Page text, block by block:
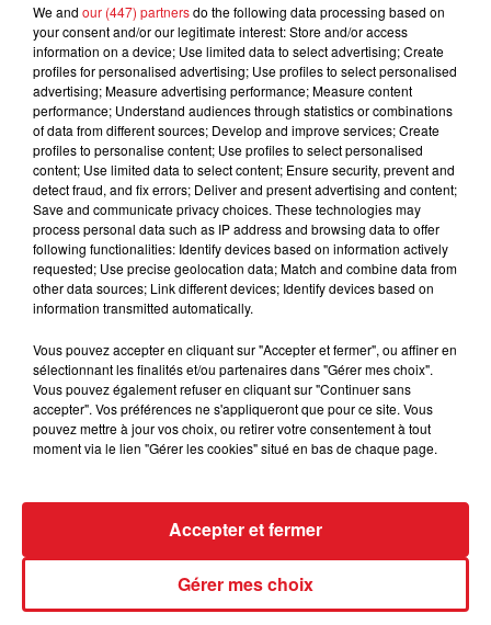
3 juin 2022 - 14 min 59 sec
ENTRE NOUS : OLIVIER LELEU CATHERINE
AGUILAR CENTRE DES IMPOTS
déclaration de revenus 2021
TITRES DIFFUSÉS
14h37
14h37 14h31
14h31
We and our (447) partnersdo the following data processing based on
your consent and/or our legitimate interest: Store and/or access
information on a device; Use limited data to select advertising; Create
profiles for personalised advertising; Use profiles to select personalised
advertising; Measure advertising performance; Measure content
performance; Understand audiences through statistics or combinations
of data from different sources; Develop and improve services; Create
profiles to personalise content; Use profiles to select personalised
content; Use limited data to select content; Ensure security, prevent and
detect fraud, and fix errors; Deliver and present advertising and content;
Save and communicate privacy choices. These technologies may
process personal data such as IP address and browsing data to offer
following functionalities: Identify devices based on information actively
requested; Use precise geolocation data; Match and combine data from
other data sources; Link different devices; Identify devices based on
information transmitted automatically.
Vous pouvez accepter en cliquant sur "Accepter et fermer", ou affiner en
sélectionnant les finalités et/ou partenaires dans "Gérer mes choix".
Vous pouvez également refuser en cliquant sur "Continuer sans
accepter". Vos préférences ne s'appliqueront que pour ce site. Vous
pouvez mettre à jour vos choix, ou retirer votre consentement à tout
moment via le lien "Gérer les cookies" situé en bas de chaque page.
Gérer mes choix
Accepter et fermer